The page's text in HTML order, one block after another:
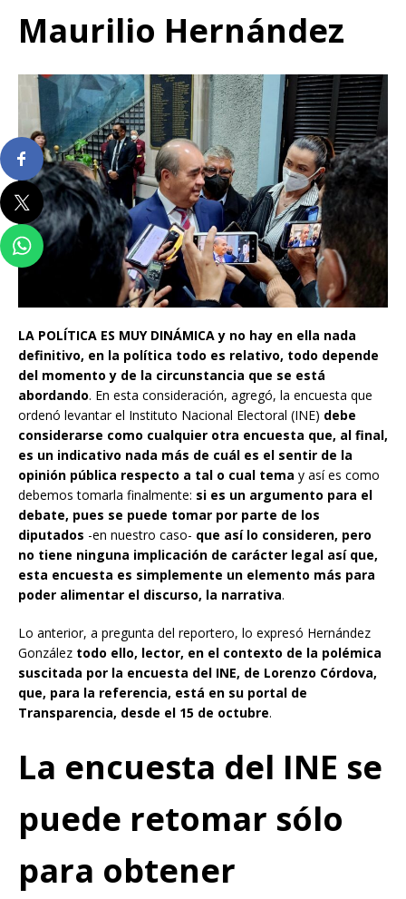
Maurilio Hernández
LA POLÍTICA ES MUY DINÁMICA y no hay en ella nada
definitivo, en la política todo es relativo, todo depende
del momento y de la circunstancia que se está
abordando. En esta consideración, agregó, la encuesta que
ordenó levantar el Instituto Nacional Electoral (INE) debe
considerarse como cualquier otra encuesta que, al final,
es un indicativo nada más de cuál es el sentir de la
opinión pública respecto a tal o cual tema y así es como
debemos tomarla finalmente: si es un argumento para el
debate, pues se puede tomar por parte de los
diputados -en nuestro caso- que así lo consideren, pero
no tiene ninguna implicación de carácter legal así que,
esta encuesta es simplemente un elemento más para
poder alimentar el discurso, la narrativa.
Lo anterior, a pregunta del reportero, lo expresó Hernández
González todo ello, lector, en el contexto de la polémica
suscitada por la encuesta del INE, de Lorenzo Córdova,
que, para la referencia, está en su portal de
Transparencia, desde el 15 de octubre.
La encuesta del INE se
puede retomar sólo
para obtener